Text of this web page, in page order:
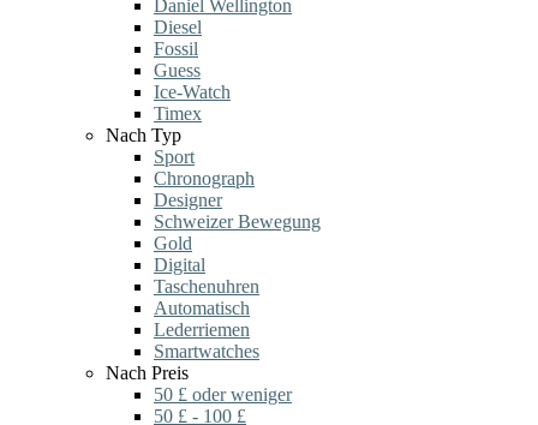
Daniel Wellington
Diesel
Fossil
Guess
Ice-Watch
Timex
Nach Typ
Sport
Chronograph
Designer
Schweizer Bewegung
Gold
Digital
Taschenuhren
Automatisch
Lederriemen
Smartwatches
Nach Preis
50 £ oder weniger
50 £ - 100 £